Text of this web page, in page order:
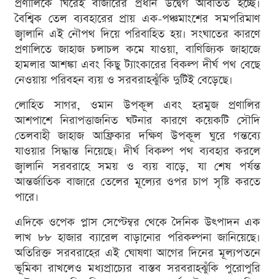
প্রণালিকে ঘিরেই বাজারের প্রধান উদ্বেগ আবর্তিত হচ্ছে।
বৈশ্বিক তেল ব্যবহারের প্রায় এক-পঞ্চমাংশের সমপরিমাণ
জ্বালানি এই নৌপথ দিয়ে পরিবাহিত হয়। সংঘাতের কারণে
প্রণালিতে জাহাজ চলাচল কমে যাওয়া, বাণিজ্যিক জাহাজে
হামলার আশঙ্কা এবং কিছু ট্যাংকারের বিকল্প দীর্ঘ পথ বেছে
নেওয়ায় পরিবহন ব্যয় ও সরবরাহঝুঁকি দুটিই বেড়েছে।
লোহিত সাগর, ওমান উপকূল এবং হরমুজ প্রণালির
আশপাশে নিরাপত্তাজনিত ঘটনার কারণে কয়েকটি সৌদি
তেলবাহী জাহাজ আফ্রিকার দক্ষিণ উপকূল ঘুরে গন্তব্যে
যাওয়ার সিদ্ধান্ত নিয়েছে। দীর্ঘ বিকল্প পথ ব্যবহার করলে
জ্বালানি সরবরাহে সময় ও ব্যয় বাড়ে, যা শেষ পর্যন্ত
আন্তর্জাতিক বাজারে তেলের মূল্যের ওপর চাপ সৃষ্টি করতে
পারে।
এদিকে ওপেক প্লাস সেপ্টেম্বর থেকে দৈনিক উৎপাদন এক
লাখ ৮৮ হাজার ব্যারেল বাড়ানোর পরিকল্পনা জানিয়েছে।
অতিরিক্ত সরবরাহের এই ঘোষণা আগের দিনের মূল্যপতনে
ভূমিকা রাখলেও মধ্যপ্রাচ্যের বাস্তব সরবরাহঝুঁকি পুরোপুরি